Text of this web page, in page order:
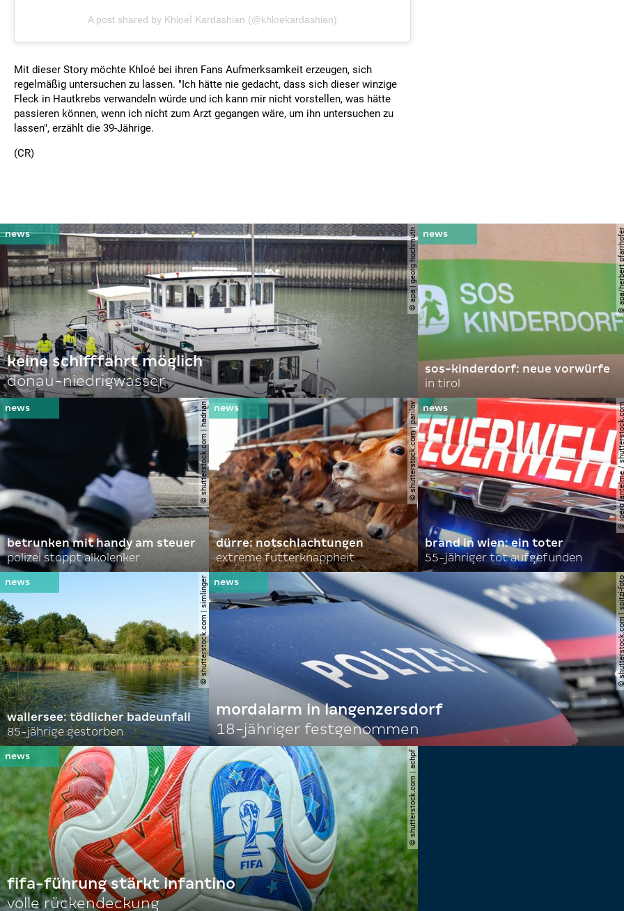
A post shared by KhloeÌ Kardashian (@khloekardashian)
Mit dieser Story möchte Khloé bei ihren Fans Aufmerksamkeit erzeugen, sich
regelmäßig untersuchen zu lassen. "Ich hätte nie gedacht, dass sich dieser winzige
Fleck in Hautkrebs verwandeln würde und ich kann mir nicht vorstellen, was hätte
passieren können, wenn ich nicht zum Arzt gegangen wäre, um ihn untersuchen zu
lassen", erzählt die 39-Jährige.
(CR)
© apa | georg hochmuth
keine schifffahrt möglich
donau-niedrigwasser
© apa/
sos-kinderdorf: neue vorwürfe
in tirol
© shutterstock.com | hadrian
betrunken mit handy am steuer
polizei stoppt alkolenker
© shutterstock.com | parilov
dürre: notschlachtungen
extreme futterknappheit
© joerg
brand in wien: ein toter
55-jähriger tot aufgefunden
© shutterstock.com | simlinger
wallersee: tödlicher badeunfall
85-jährige gestorben
©
mordalarm in langenzersdorf
18-jähriger festgenommen
© shutterstock.com | achpf
fifa-führung stärkt infantino
volle rückendeckung